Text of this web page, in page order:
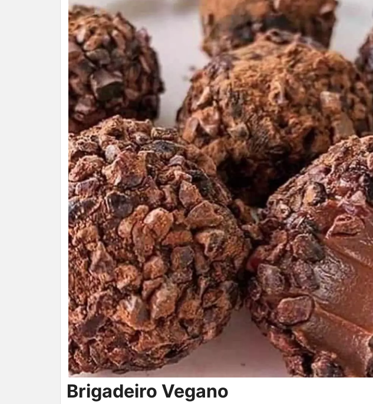
Brigadeiro Vegano